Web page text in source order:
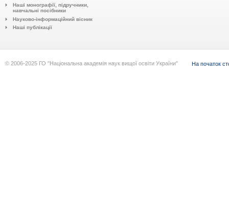
Наші монографії, підручники,
навчальні посібники
Науково-інформаційний вісник
Наші публікації
© 2006-2025 ГО "Національна академія наук вищої освіти України" На початок